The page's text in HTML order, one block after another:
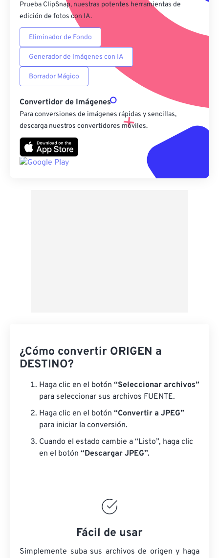
Prueba ClipSnap, nuestras potentes herramientas de
edición de fotos con IA.
Eliminador de Fondo
Generador de Imágenes con IA
Borrador Mágico
Convertidor de Imágenes
Para conversiones de imágenes rápidas y sencillas,
descarga nuestros convertidores móviles.
¿Cómo convertir ORIGEN a
DESTINO?
Haga clic en el botón “Seleccionar archivos”
para seleccionar sus archivos FUENTE.
Haga clic en el botón “Convertir a JPEG”
para iniciar la conversión.
Cuando el estado cambie a “Listo”, haga clic
en el botón “Descargar JPEG”.
Fácil de usar
Simplemente suba sus archivos de origen y haga